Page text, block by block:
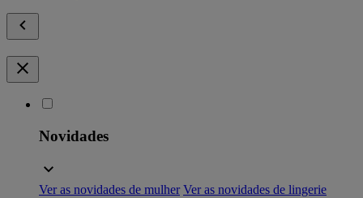
Novidades
Ver as novidades de mulher Ver as novidades de lingerie